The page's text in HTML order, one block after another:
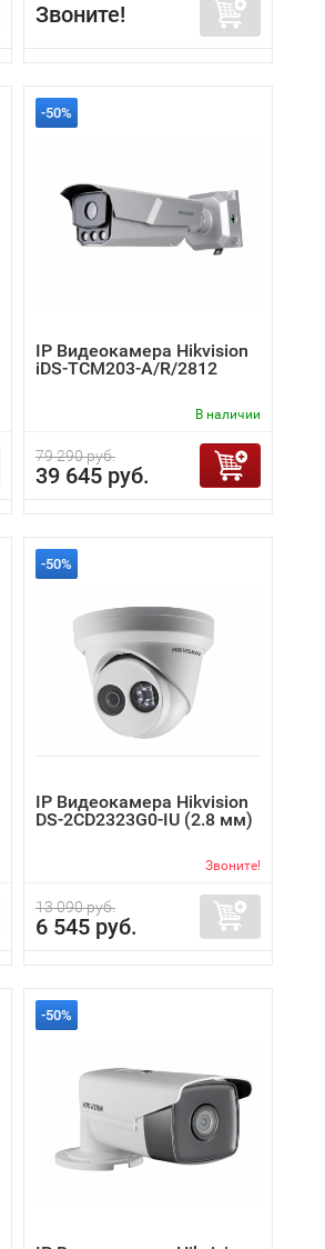
Звоните!
-50%
IP Видеокамера Hikvision
iDS-TCM203-A/R/2812
В наличии
79 290 руб.
39 645 руб.
-50%
IP Видеокамера Hikvision
DS-2CD2323G0-IU (2.8 мм)
Звоните!
13 090 руб.
6 545 руб.
-50%